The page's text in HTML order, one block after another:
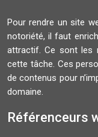
Pour rendre un site
notoriété, il faut
attractif. Ce sont les
cette tâche. Ces
de contenus pour
domaine.
Référenceurs